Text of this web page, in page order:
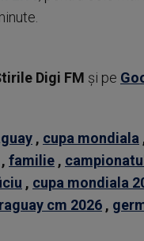
Digi FM şi pe
, cupa mondiala
, familie ,
, cupa mondiala
cm 2026 ,